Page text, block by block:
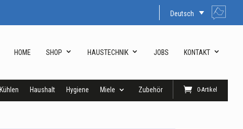
Deutsch
HOME SHOP HAUSTECHNIK JOBS KONTAKT
Kühlen Haushalt Hygiene Miele Zubehör 0-Artikel